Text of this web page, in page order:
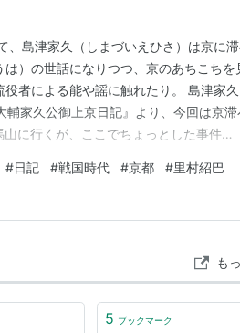
島津家久（しまづいえひさ）は京に
）の世話になりつつ、京のあちこちを
者による能や謡に触れたり。 島津家
輔家久公御上京日記』より、今回は京滞
に行くが、ここでちょっとした事件
史料は東京大学史料編纂所の翻刻よ
#日記 #戦国時代 #京都 #里村紹巴
も
5 ブックマーク